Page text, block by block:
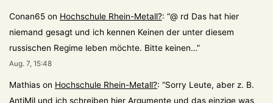
Conan65 on Hochschule Rhein-Metall?: “@ rd Das hat hier
niemand gesagt und ich kennen Keinen der unter diesem
russischen Regime leben möchte. Bitte keinen…”
Aug. 7, 15:48
Mathias on Hochschule Rhein-Metall?: “Sorry Leute, aber z. B.
AntiMil und ich schreiben hier Argumente und das einzige was